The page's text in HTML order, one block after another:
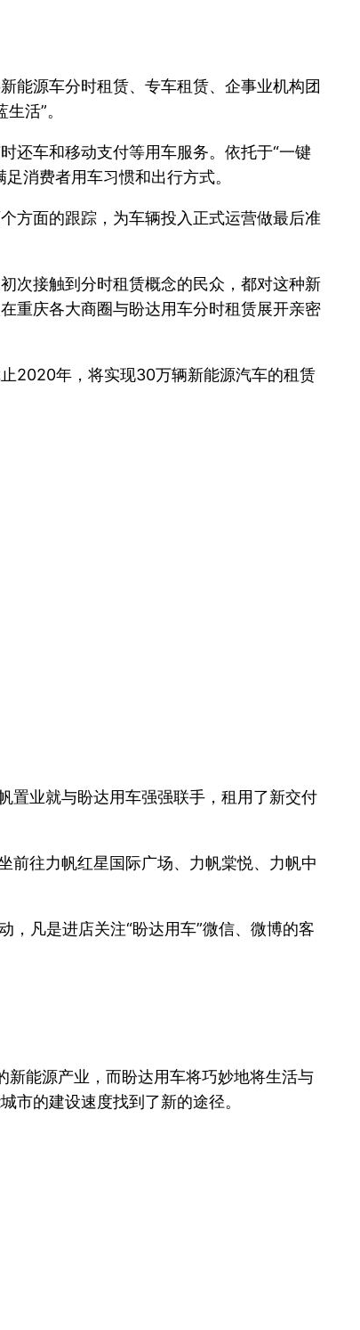
能源车分时租赁、专车租赁、企事业机构团
活”。
还车和移动支付等用车服务。依托于“一键
消费者用车习惯和出行方式。
方面的跟踪，为车辆投入正式运营做最后准
次接触到分时租赁概念的民众，都对这种新
重庆各大商圈与盼达用车分时租赁展开亲密
2020年，将实现30万辆新能源汽车的租赁
置业就与盼达用车强强联手，租用了新交付
前往力帆红星国际广场、力帆棠悦、力帆中
凡是进店关注“盼达用车”微信、微博的客
新能源产业，而盼达用车将巧妙地将生活与
市的建设速度找到了新的途径。